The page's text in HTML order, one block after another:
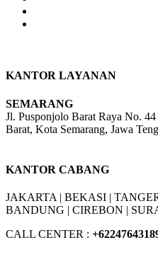
KANTOR LAYANAN
SEMARANG
Jl. Pusponjolo Barat Raya No.
Barat, Kota Semarang, Jawa
KANTOR CABANG
JAKARTA | BEKASI |
BANDUNG | CIREBON |
CALL CENTER : +62